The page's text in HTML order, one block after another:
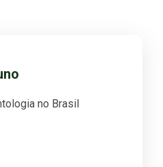
no Brasil